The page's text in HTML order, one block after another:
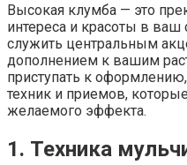
Высокая клумба — это
интереса и красоты в ваш
служить центральным
дополнением к вашим
приступать к
техник и приемов,
желаемого эффекта.
1. Техника